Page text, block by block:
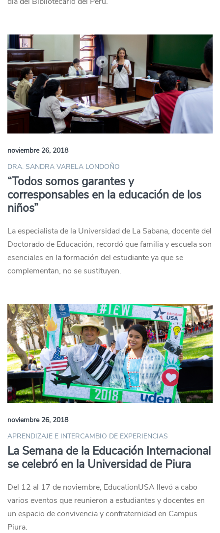
noviembre 26, 2018
DRA. SANDRA VARELA LONDOÑO
“Todos somos garantes y
corresponsables en la educación de los
niños”
La especialista de la Universidad de La Sabana, docente del
Doctorado de Educación, recordó que familia y escuela son
esenciales en la formación del estudiante ya que se
complementan, no se sustituyen.
noviembre 26, 2018
APRENDIZAJE E INTERCAMBIO DE EXPERIENCIAS
La Semana de la Educación Internacional
se celebró en la Universidad de Piura
Del 12 al 17 de noviembre, EducationUSA llevó a cabo
varios eventos que reunieron a estudiantes y docentes en
un espacio de convivencia y confraternidad en Campus
Piura.